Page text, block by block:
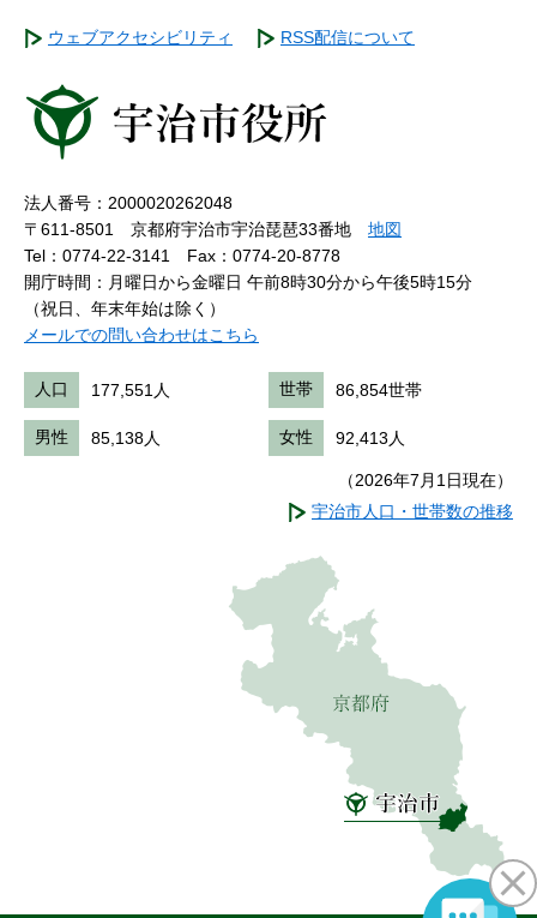
ウェブアクセシビリティ RSS配信について
法人番号：2000020262048
〒611-8501 京都府宇治市宇治琵琶33番地 地図
Tel：0774-22-3141
Fax：0774-20-8778
開庁時間：月曜日から金曜日 午前8時30分から午後5時15分
（祝日、年末年始は除く）
メールでの問い合わせはこちら
人口 177,551人 世帯 86,854世帯
男性 85,138人 女性 92,413人
（2026年7月1日現在）
宇治市人口・世帯数の推移